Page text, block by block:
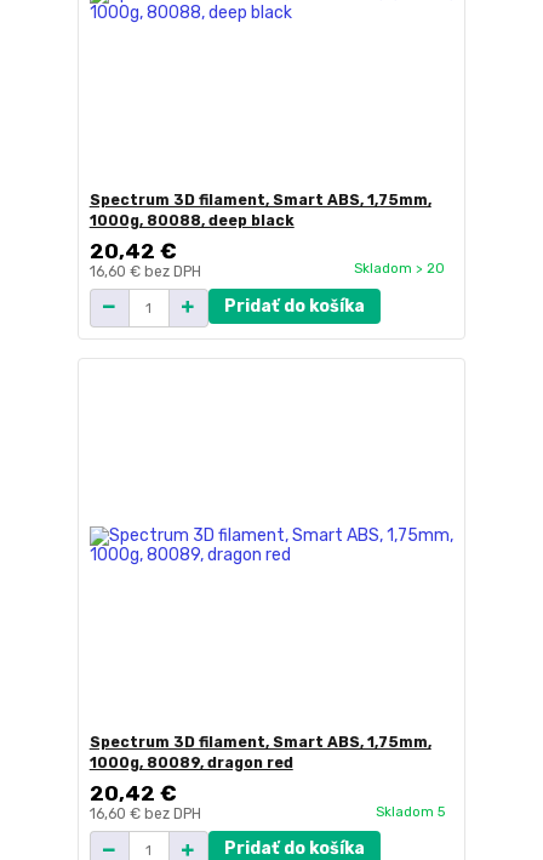
Spectrum 3D filament, Smart ABS, 1,75mm,
1000g, 80088, deep black
20,42 €
16,60 € bez DPH Skladom > 20
Pridať do košíka
Spectrum 3D filament, Smart ABS, 1,75mm,
1000g, 80089, dragon red
20,42 €
16,60 € bez DPH Skladom 5
Pridať do košíka